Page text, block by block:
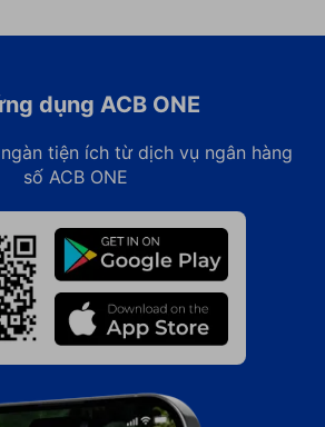
dụng ACB ONE
tiện ích từ dịch vụ ngân hàng
số ACB ONE